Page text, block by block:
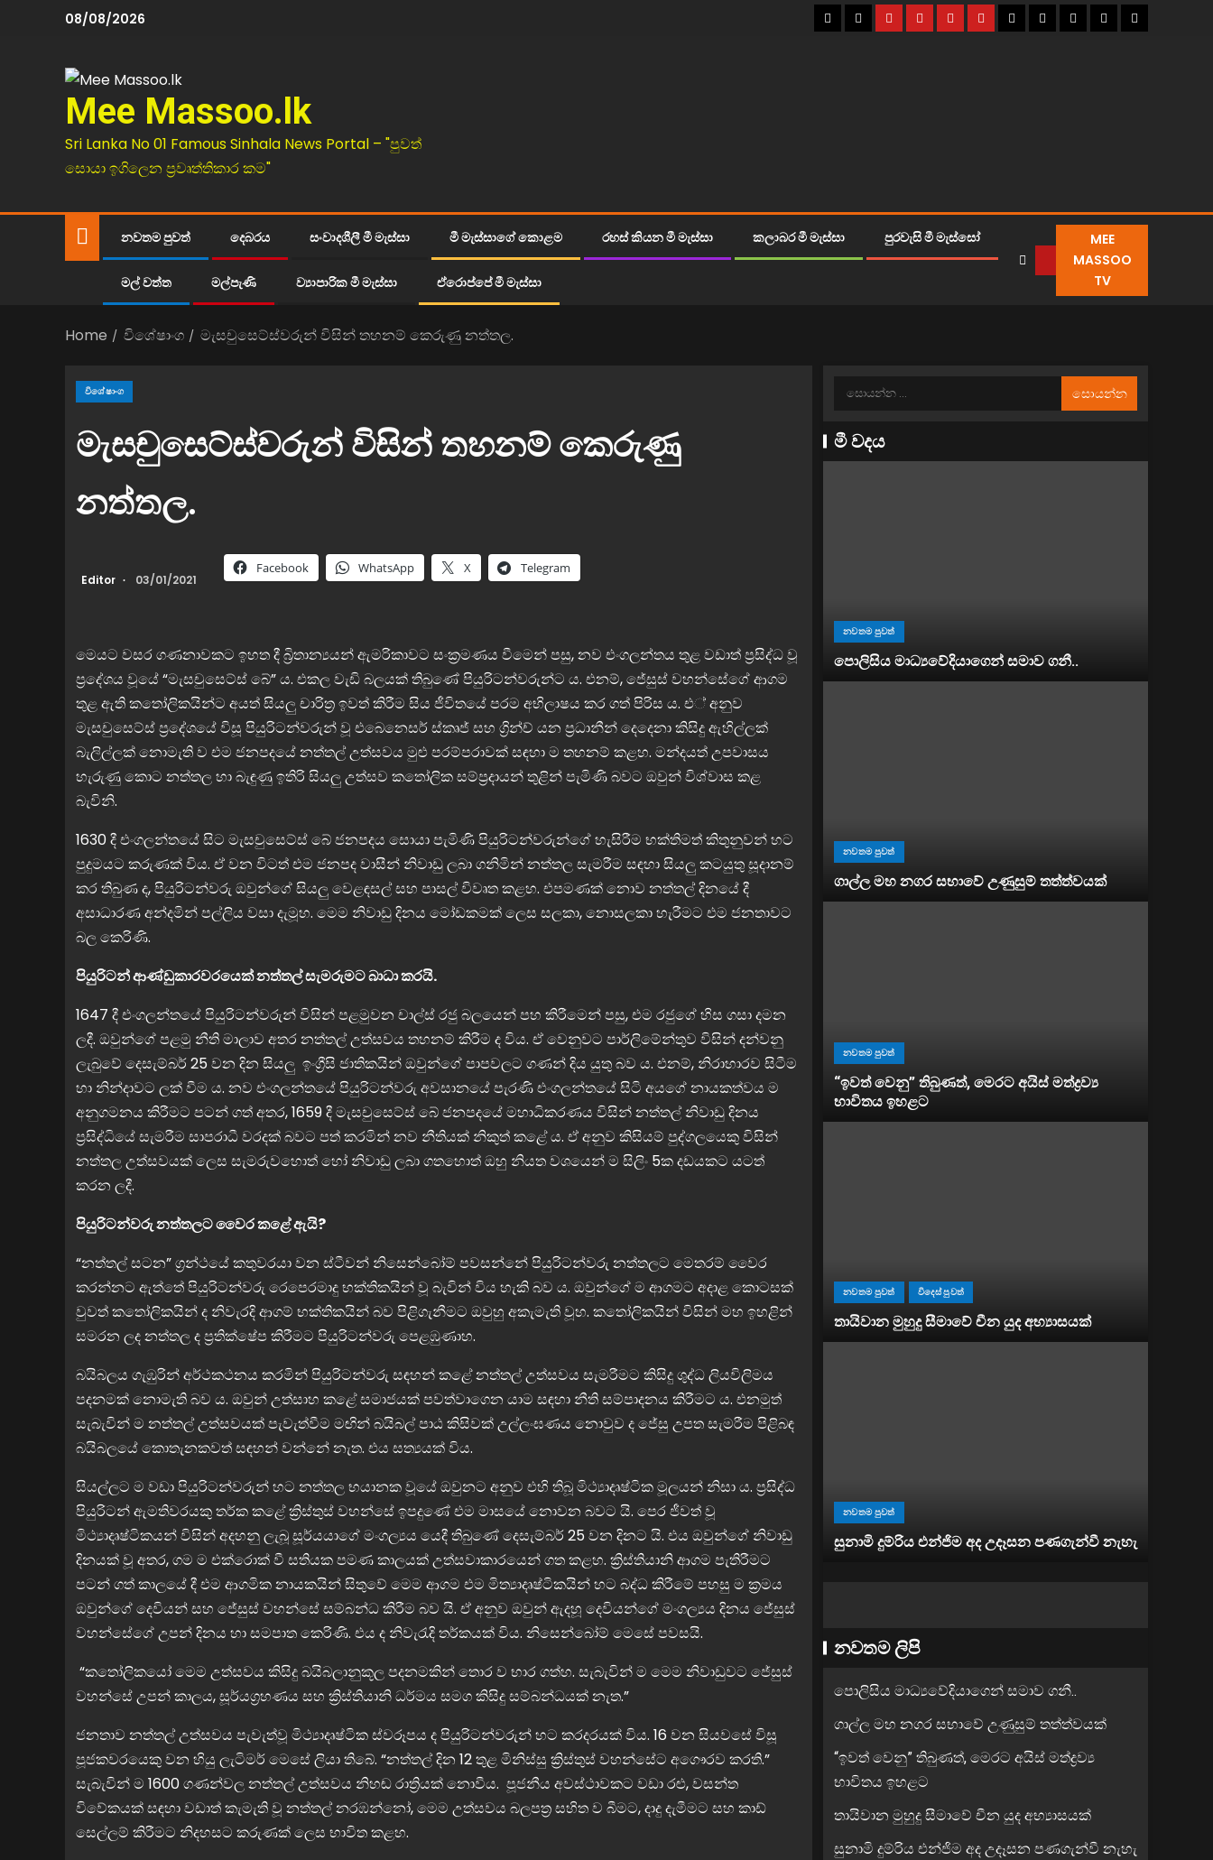
08/08/2026
Mee Massoo.lk
Sri Lanka No 01 Famous Sinhala News Portal – "පුවත්
සොයා ඉගිලෙන ප්‍රවෘත්තිකාර කම"
නවතම පුවත් දෙබරය සංවාදශීලී මී මැස්සා මී මැස්සාගේ කොළම රහස් කියන මී මැස්සා කලාබර මී මැස්සා පුරවැසි මී මැස්සෝ
මල් වත්ත මල්පැණි ව්‍යාපාරික මී මැස්සා ඒරොප්පේ මී මැස්සා
MEE
MASSOO
TV
Home විශේෂාංග මැසචුසෙට්ස්වරුන් විසින් තහනම් කෙරුණු නත්තල.
විශේෂාංග
මැසචුසෙට්ස්වරුන් විසින් තහනම් කෙරුණු
නත්තල.
Editor 03/01/2021
Facebook WhatsApp X Telegram
මෙයට වසර ගණනාවකට ඉහත දී බ්‍රිතාන්‍යයන් ඇමරිකාවට සංක්‍රමණය වීමෙන් පසු, නව එංගලන්තය තුළ වඩාත් ප්‍රසිද්ධ වූ
ප්‍රදේශය වූයේ “මැසචුසෙට්ස් බේ” ය. එකල වැඩි බලයක් තිබුණේ පියුරිටන්වරුන්ට ය. එනම්, ජේසුස් වහන්සේගේ ආගම
තුළ ඇති කතෝලිකයින්ට අයත් සියලු චාරිත්‍ර ඉවත් කිරීම සිය ජීවිතයේ පරම අභිලාෂය කර ගත් පිරිස ය. එ් අනුව
මැසචුසෙට්ස් ප්‍රදේශයේ විසූ පියුරිටන්වරුන් වූ එබෙනෙසර් ස්කෘජ් සහ ග්‍රින්ච් යන ප්‍රධානීන් දෙදෙනා කිසිදු ඇහිල්ලක්
බැලිල්ලක් නොමැති ව එම ජනපදයේ නත්තල් උත්සවය මුළු පරම්පරාවක් සඳහා ම තහනම් කළහ. මන්දයත් උපවාසය
හැරුණු කොට නත්තල හා බැඳුණු ඉතිරි සියලු උත්සව කතෝලික සම්ප්‍රදායන් තුළින් පැමිණි බවට ඔවුන් විශ්වාස කළ
බැවිනි.
1630 දී එංගලන්තයේ සිට මැසචුසෙට්ස් බේ ජනපදය සොයා පැමිණි පියුරිටන්වරුන්ගේ හැසිරීම භක්තිමත් කිතුනුවන් හට
පුදුමයට කරුණක් විය. ඒ වන විටත් එම ජනපද වාසීන් නිවාඩු ලබා ගනිමින් නත්තල සැමරීම සඳහා සියලු කටයුතු සූදානම්
කර තිබුණ ද, පියුරිටන්වරු ඔවුන්ගේ සියලු වෙළඳසල් සහ පාසල් විවෘත කළහ. එපමණක් නොව නත්තල් දිනයේ දී
අසාධාරණ අන්දමින් පල්ලිය වසා දැමූහ. මෙම නිවාඩු දිනය මෝඩකමක් ලෙස සලකා, නොසලකා හැරීමට එම ජනතාවට
බල කෙරිණි.
පියුරිටන් ආණ්ඩුකාරවරයෙක් නත්තල් සැමරුමට බාධා කරයි.
1647 දී එංගලන්තයේ පියුරිටන්වරුන් විසින් පළමුවන චාල්ස් රජු බලයෙන් පහ කිරීමෙන් පසු, එම රජුගේ හිස ගසා දමන
ලදී. ඔවුන්ගේ පළමු නීති මාලාව අතර නත්තල් උත්සවය තහනම් කිරීම ද විය. ඒ වෙනුවට පාර්ලිමේන්තුව විසින් දන්වනු
ලැබුවේ දෙසැම්බර් 25 වන දින සියලු ඉංග්‍රීසි ජාතිකයින් ඔවුන්ගේ පාපවලට ගණන් දිය යුතු බව ය. එනම්, නිරාහාරව සිටීම
හා නින්දාවට ලක් වීම ය. නව එංගලන්තයේ පියුරිටන්වරු අවසානයේ පැරණි එංගලන්තයේ සිටි අයගේ නායකත්වය ම
අනුගමනය කිරීමට පටන් ගත් අතර, 1659 දී මැසචුසෙට්ස් බේ ජනපදයේ මහාධිකරණය විසින් නත්තල් නිවාඩු දිනය
ප්‍රසිද්ධියේ සැමරීම සාපරාධී වරදක් බවට පත් කරමින් නව නීතියක් නිකුත් කළේ ය. ඒ අනුව කිසියම් පුද්ගලයෙකු විසින්
නත්තල උත්සවයක් ලෙස සැමරුවහොත් හෝ නිවාඩු ලබා ගතහොත් ඔහු නියත වශයෙන් ම සිලිං 5ක දඩයකට යටත්
කරන ලදී.
පියුරිටන්වරු නත්තලට වෛර කළේ ඇයි?
“නත්තල් සටන” ග්‍රන්ථයේ කතුවරයා වන ස්ටීවන් නිසෙන්බෝම් පවසන්නේ පියුරිටන්වරු නත්තලට මෙතරම් වෛර
කරන්නට ඇත්තේ පියුරිටන්වරු රෙපෙරමාදු භක්තිකයින් වූ බැවින් විය හැකි බව ය. ඔවුන්ගේ ම ආගමට අදාළ කොටසක්
වුවත් කතෝලිකයින් ද නිවැරදි ආගම් භක්තිකයින් බව පිළිගැනීමට ඔවුහු අකැමැති වූහ. කතෝලිකයින් විසින් මහ ඉහළින්
සමරන ලද නත්තල ද ප්‍රතික්ෂේප කිරීමට පියුරිටන්වරු පෙළඹුණාහ.
බයිබලය ගැඹුරින් අර්ථකථනය කරමින් පියුරිටන්වරු සඳහන් කළේ නත්තල් උත්සවය සැමරීමට කිසිදු ශුද්ධ ලියවිලිමය
පදනමක් නොමැති බව ය. ඔවුන් උත්සාහ කළේ සමාජයක් පවත්වාගෙන යාම සඳහා නීති සම්පාදනය කිරීමට ය. එනමුත්
සැබැවින් ම නත්තල් උත්සවයක් පැවැත්වීම මඟින් බයිබල් පාඨ කිසිවක් උල්ලංඝණය නොවුව ද ජේසු උපත සැමරීම පිළිබඳ
බයිබලයේ කොතැනකවත් සඳහන් වන්නේ නැත. එය සත්‍යයක් විය.
සියල්ලට ම වඩා පියුරිටන්වරුන් හට නත්තල භයානක වූයේ ඔවුනට අනුව එහි තිබූ මිථ්‍යාදෘෂ්ටික මූලයන් නිසා ය. ප්‍රසිද්ධ
පියුරිටන් ඇමතිවරයකු තර්ක කළේ ක්‍රිස්තුස් වහන්සේ ඉපදුණේ එම මාසයේ නොවන බවට යි. පෙර ජීවත් වූ
මිථ්‍යාදෘෂ්ටිකයන් විසින් අදහනු ලැබූ සූර්යයාගේ මංගල්‍යය යෙදී තිබුණේ දෙසැම්බර් 25 වන දිනට යි. එය ඔවුන්ගේ නිවාඩු
දිනයක් වූ අතර, ගම ම එක්රොක් වී සතියක පමණ කාලයක් උත්සවාකාරයෙන් ගත කළහ. ක්‍රිස්තියානි ආගම පැතිරීමට
පටන් ගත් කාලයේ දී එම ආගමික නායකයින් සිතුවේ මෙම ආගම එම මිත්‍යාදෘෂ්ටිකයින් හට බද්ධ කිරීමේ පහසු ම ක්‍රමය
ඔවුන්ගේ දෙවියන් සහ ජේසුස් වහන්සේ සම්බන්ධ කිරීම බව යි. ඒ අනුව ඔවුන් ඇදහූ දෙවියන්ගේ මංගල්‍යය දිනය ජේසුස්
වහන්සේගේ උපන් දිනය හා සමපාත කෙරිණි. එය ද නිවැරැදි තර්කයක් විය. නිසෙන්බෝම් මෙසේ පවසයි.
“කතෝලිකයෝ මෙම උත්සවය කිසිදු බයිබලානුකූල පදනමකින් තොර ව භාර ගත්හ. සැබැවින් ම මෙම නිවාඩුවට ජේසුස්
වහන්සේ උපන් කාලය, සූර්යග්‍රහණය සහ ක්‍රිස්තියානි ධර්මය සමග කිසිදු සම්බන්ධයක් නැත.”
ජනතාව නත්තල් උත්සවය පැවැත්වූ මිථ්‍යාදෘෂ්ටික ස්වරූපය ද පියුරිටන්වරුන් හට කරදරයක් විය. 16 වන සියවසේ විසූ
පූජකවරයෙකු වන හියු ලැටිමර් මෙසේ ලියා තිබේ. “නත්තල් දින 12 තුළ මිනිස්සු ක්‍රිස්තුස් වහන්සේට අගෞරව කරති.”
සැබැවින් ම 1600 ගණන්වල නත්තල් උත්සවය නිහඬ රාත්‍රියක් නොවීය. පූජනීය අවස්ථාවකට වඩා රළු, වසන්ත
විවේකයක් සඳහා වඩාත් කැමැති වූ නත්තල් නරඹන්නෝ, මෙම උත්සවය බලපත්‍ර සහිත ව බීමට, දාදු දැමීමට සහ කාඩ්
සෙල්ලම් කිරීමට නිදහසට කරුණක් ලෙස භාවිත කළහ.
මී වදය
නවතම පුවත්
පොලිසිය මාධ්‍යවේදියාගෙන් සමාව ගනී..
නවතම පුවත්
ගාල්ල මහ නගර සභාවේ උණුසුම් තත්ත්වයක්
නවතම පුවත්
“ඉවත් වෙනු” තිබුණත්, මෙරට අයිස් මත්ද්‍රව්‍ය
භාවිතය ඉහළට
නවතම පුවත් විදෙස් පුවත්
තායිවාන මුහුදු සීමාවේ චීන යුද අභ්‍යාසයක්
නවතම පුවත්
සුනාමි දුම්රිය එන්ජිම අද උදෑසන පණගැන්වී නැහැ
නවතම ලිපි
පොලිසිය මාධ්‍යවේදියාගෙන් සමාව ගනී..
ගාල්ල මහ නගර සභාවේ උණුසුම් තත්ත්වයක්
“ඉවත් වෙනු” තිබුණත්, මෙරට අයිස් මත්ද්‍රව්‍ය
භාවිතය ඉහළට
තායිවාන මුහුදු සීමාවේ චීන යුද අභ්‍යාසයක්
සුනාමි දුම්රිය එන්ජිම අද උදෑසන පණගැන්වී නැහැ